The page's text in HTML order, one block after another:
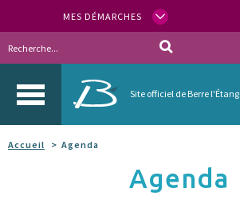
MES DÉMARCHES
Site officiel de Berre l'Étang
Accueil Agenda
Agenda